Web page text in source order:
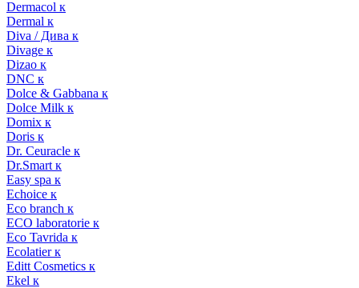
Dermacol к
Dermal к
Diva / Дива к
Divage к
Dizao к
DNC к
Dolce & Gabbana к
Dolce Milk к
Domix к
Doris к
Dr. Ceuracle к
Dr.Smart к
Easy spa к
Echoice к
Eco branch к
ECO laboratorie к
Eco Tavrida к
Ecolatier к
Editt Cosmetics к
Ekel к